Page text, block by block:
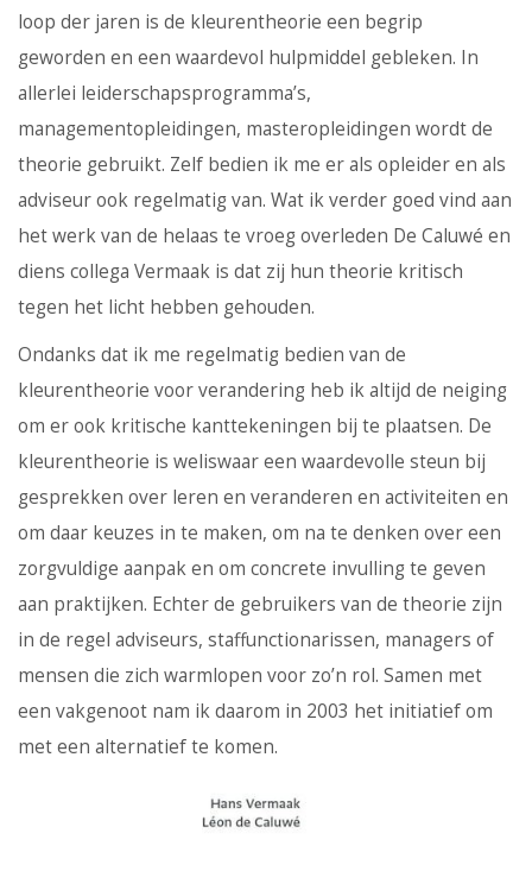
loop der jaren is de kleurentheorie een begrip
geworden en een waardevol hulpmiddel gebleken. In
allerlei leiderschapsprogramma’s,
managementopleidingen, masteropleidingen wordt de
theorie gebruikt. Zelf bedien ik me er als opleider en als
adviseur ook regelmatig van. Wat ik verder goed vind aan
het werk van de helaas te vroeg overleden De Caluwé en
diens collega Vermaak is dat zij hun theorie kritisch
tegen het licht hebben gehouden.
Ondanks dat ik me regelmatig bedien van de
kleurentheorie voor verandering heb ik altijd de neiging
om er ook kritische kanttekeningen bij te plaatsen. De
kleurentheorie is weliswaar een waardevolle steun bij
gesprekken over leren en veranderen en activiteiten en
om daar keuzes in te maken, om na te denken over een
zorgvuldige aanpak en om concrete invulling te geven
aan praktijken. Echter de gebruikers van de theorie zijn
in de regel adviseurs, staffunctionarissen, managers of
mensen die zich warmlopen voor zo’n rol. Samen met
een vakgenoot nam ik daarom in 2003 het initiatief om
met een alternatief te komen.